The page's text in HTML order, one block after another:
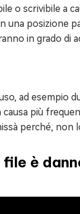
o scrivibile a
posizione
in grado di
ad esempio
causa più
perché, non
è